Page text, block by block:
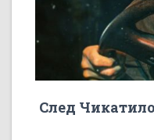
След Чикатило